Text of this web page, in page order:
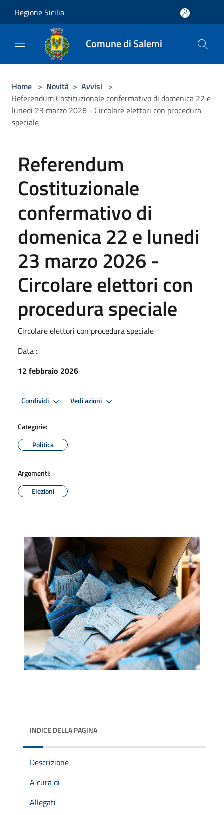
Regione Sicilia
Comune di Salemi
Home > Novità > Avvisi >
Referendum Costituzionale confermativo di domenica 22 e
lunedi 23 marzo 2026 - Circolare elettori con procedura
speciale
Referendum
Costituzionale
confermativo di
domenica 22 e lunedi
23 marzo 2026 -
Circolare elettori con
procedura speciale
Circolare elettori con procedura speciale
Data :
12 febbraio 2026
Condividi Vedi azioni
Categorie:
Politica
Argomenti:
Elezioni
INDICE DELLA PAGINA
Descrizione
A cura di
Allegati